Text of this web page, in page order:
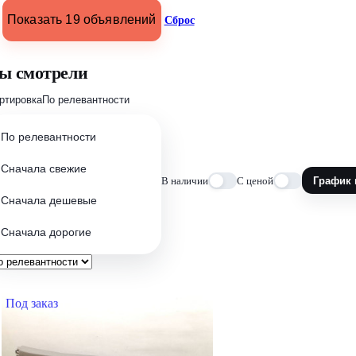
Показать 19 объявлений Сброс
смотрели
По релевантности
По релевантности
Сначала свежие
Сначала дешевые
Сначала дорогие
В наличии С ценой График
Под заказ